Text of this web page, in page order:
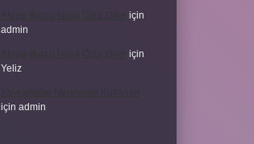
Akrep Burcu Nasıl Özür Diler
için
admin
Akrep Burcu Nasıl Özür Diler
için
Yeliz
için admin